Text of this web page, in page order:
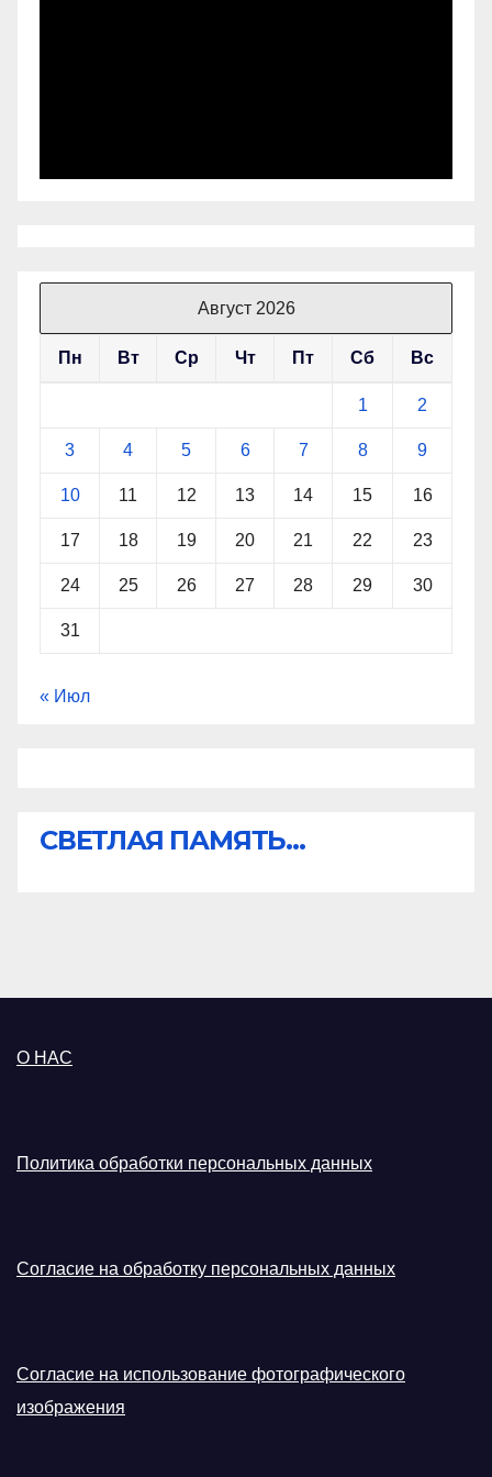
Август 2026
Пн Вт Ср Чт Пт Сб Вс
1 2
3 4 5 6 7 8 9
10 11 12 13 14 15 16
17 18 19 20 21 22 23
24 25 26 27 28 29 30
31
« Июл
СВЕТЛАЯ ПАМЯТЬ...
О НАС
Политика обработки персональных данных
Согласие на обработку персональных данных
Согласие на использование фотографического
изображения